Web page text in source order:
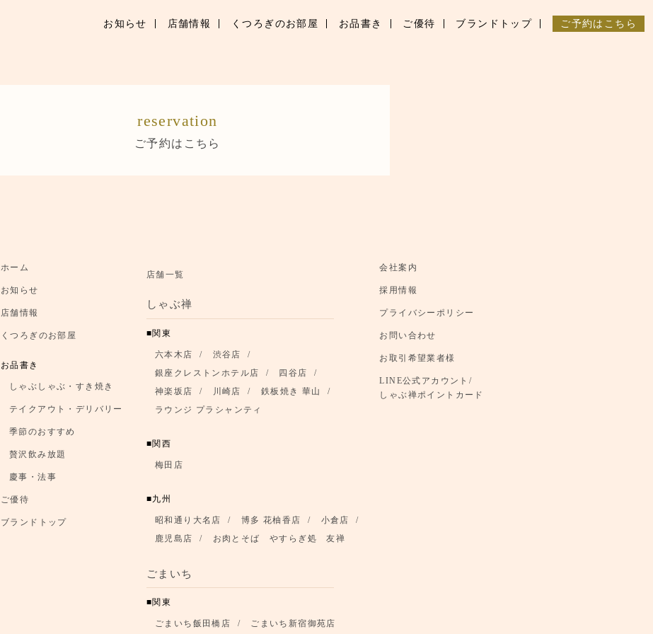
くつろぎのお部屋
ご予約はこちら
お知らせ 店舗情報 くつろぎのお部屋 お品書き ご優待 ブランドトップ ご予約はこちら
reservation
ご予約はこちら
ホーム
お知らせ
店舗情報
くつろぎのお部屋
お品書き
しゃぶしゃぶ・すき焼き
テイクアウト・デリバリー
季節のおすすめ
贅沢飲み放題
慶事・法事
ご優待
ブランドトップ
店舗一覧
しゃぶ禅
関東
六本木店
渋谷店
銀座クレストンホテル店
四谷店
神楽坂店
川崎店
鉄板焼き 華山
ラウンジ プラシャンティ
関西
梅田店
九州
昭和通り大名店 博多 花柚香店
小倉店
鹿児島店
お肉とそば やすらぎ処 友禅
ごまいち
関東
ごまいち飯田橋店 ごまいち新宿御苑店
会社案内
採用情報
プライバシーポリシー
お問い合わせ
お取引希望業者様
LINE公式アカウント/
しゃぶ禅ポイントカード